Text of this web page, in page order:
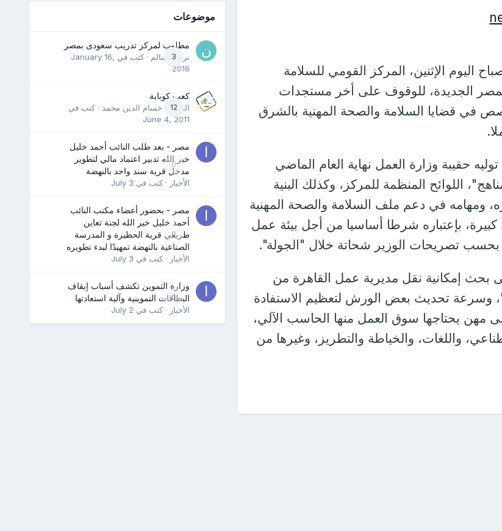
اليوم الإثنين، المركز القومي للسلامة
بمصر الجديدة، للوقوف على أخر مستجدات
في قضايا السلامة والصحة المهنية بالشرق
حقيبة وزارة العمل نهاية العام الماضي
اللوائح المنظمة للمركز، وكذلك البنية
ومهامه في دعم ملف السلامة والصحة المهنية
كبيرة، بإعتباره شرطا أساسيا من أجل بيئة عمل
تصريحات الوزير شحاتة خلال "الجولة".
بحث إمكانية نقل مديرية عمل القاهرة من
وسرعة تحديث بعض الورش لتعظيم الاستفادة
مهن يحتاجها سوق العمل منها الحاسب الآلي،
واللغات، والخياطة والتطريز، وغيرها من
موضوعات
3
مطلوب لمركز تدريب سعودى بمصر
نرمين سالم · كتب في January 16,
2016
12
كعب كوباية
المدرب حسام الدين محمد · كتب في
June 4, 2011
0
مصر - بعد طلب النائب أحمد خليل
خير الله تدبير اعتماد مالي لتطوير
مدخل قرية سند واحد بالنهضة
الأخبار · كتب في July 3
0
مصر - بحضور أعضاء مكتب النائب
أحمد خليل خير الله لجنة تعاين
طريقي قرية الحظيرة و المدرسة
الصناعية بالنهضة تمهيدًا لبدء تطويره
الأخبار · كتب في July 3
0
وزارة التموين تكشف أسباب إيقاف
البطاقات التموينية وآلية استعادتها
الأخبار · كتب في July 2